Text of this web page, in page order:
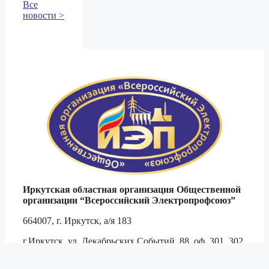
Все
новости >
Иркутская областная организация Общественной
организации “Всероссийский Электропрофсоюз”
664007, г. Иркутск, а/я 183
г.Иркутск, ул. Декабрьских Событий, 88, оф. 301, 302